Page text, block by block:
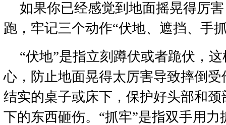
如果你已经感觉到地面摇晃得厉
跑，牢记三个动作“伏地、遮挡、手
“伏地”是指立刻蹲伏或者跪伏，
心，防止地面晃得太厉害导致摔倒受
结实的桌子或床下，保护好头部和
下的东西砸伤。“抓牢”是指双手用